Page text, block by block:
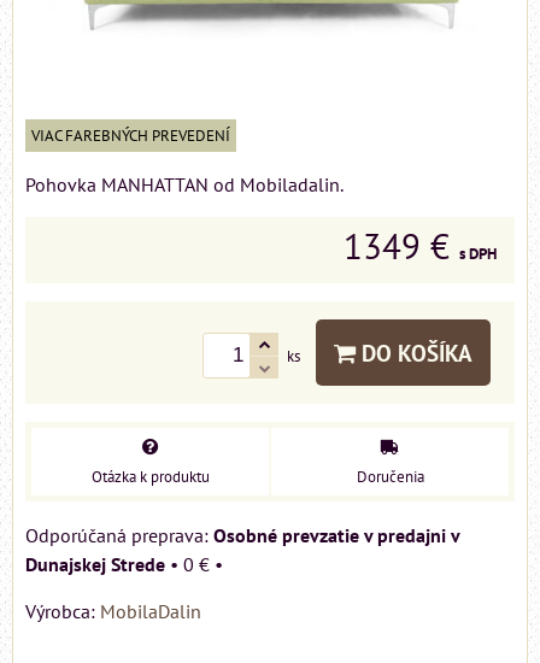
VIAC FAREBNÝCH PREVEDENÍ
Pohovka MANHATTAN od Mobiladalin.
1349 € s DPH
ks DO KOŠÍKA
Otázka k produktu Doručenia
Osobné prevzatie v predajni v
Dunajskej Strede • 0 € •
Výrobca: MobilaDalin